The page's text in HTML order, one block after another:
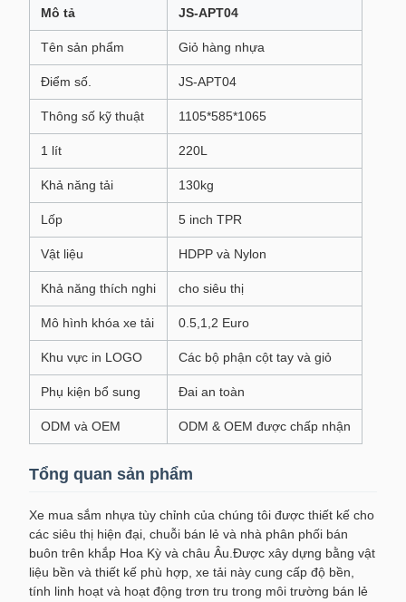
Mô tả JS-APT04
Tên sản phẩm Giỏ hàng nhựa
Điểm số. JS-APT04
Thông số kỹ thuật 1105*585*1065
1 lít 220L
Khả năng tải 130kg
Lốp 5 inch TPR
Vật liệu HDPP và Nylon
Khả năng thích nghi cho siêu thị
Mô hình khóa xe tải 0.5,1,2 Euro
Khu vực in LOGO Các bộ phận cột tay và giỏ
Phụ kiện bổ sung Đai an toàn
ODM và OEM ODM & OEM được chấp nhận
Tổng quan sản phẩm
Xe mua sắm nhựa tùy chỉnh của chúng tôi được thiết kế cho
các siêu thị hiện đại, chuỗi bán lẻ và nhà phân phối bán
buôn trên khắp Hoa Kỳ và châu Âu.Được xây dựng bằng vật
liệu bền và thiết kế phù hợp, xe tải này cung cấp độ bền,
tính linh hoạt và hoạt động trơn tru trong môi trường bán lẻ